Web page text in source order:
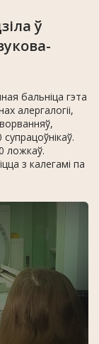
ў
бальніца гэта
алергалогіі,
ложкаў.
з калегамі па